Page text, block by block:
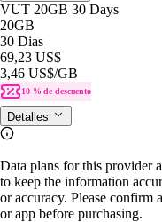
VUT 20GB 30 Days
20GB
30 Dias
69,23 US$
3,46 US$/GB
10 % de descuento
Detalles
Data plans for this provider
to keep the information
or accuracy. Please confirm
or app before purchasing.